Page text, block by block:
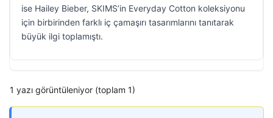
ise Hailey Bieber, SKIMS’in Everyday Cotton koleksiyonu
için birbirinden farklı iç çamaşırı tasarımlarını tanıtarak
büyük ilgi toplamıştı.
1 yazı görüntüleniyor (toplam 1)